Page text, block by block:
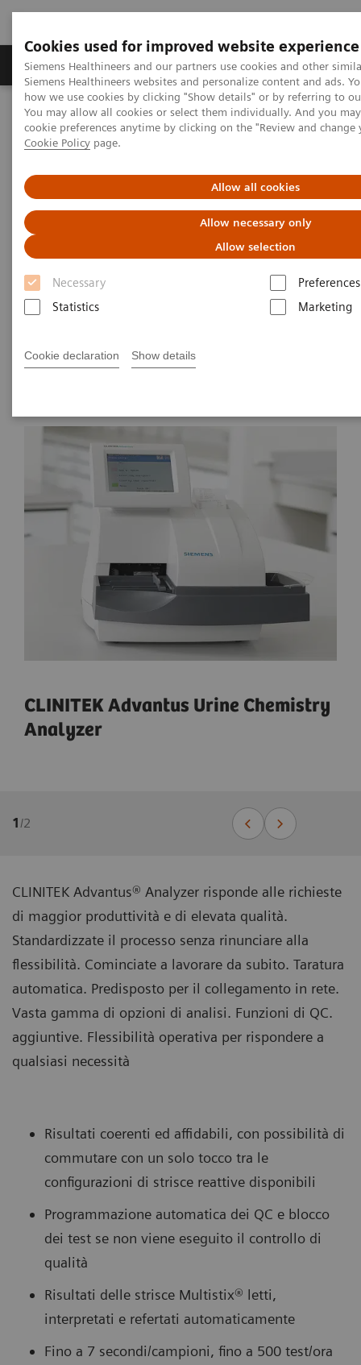
Cookies used for improved website experience
Siemens Healthineers and our partners use cookies and other
Siemens Healthineers websites and personalize content and ads.
how we use cookies by clicking "Show details" or by referring to
You may allow all cookies or select them individually. And you
cookie preferences anytime by clicking on the "Review and
Cookie Policy page.
Allow all cookies
Allow necessary only
Allow selection
Necessary
Preferences
Statistics
Marketing
Cookie declaration Show details
Soluzioni e servizi Insights La nostra
Home Diagnostica di laboratorio
Urinalysis
CLINITEK Advantus Urine Chemistry Analyzer
CLINITEK Advantus Urine
Chemistry Analyzer
Maggiore flessibilità, comprovata affidabilità
CLINITEK Advantus Urine Chemistry
Analyzer
1/2
CLINITEK Advantus® Analyzer risponde alle richieste
di maggior produttività e di elevata qualità.
Standardizzate il processo senza rinunciare alla
flessibilità. Cominciate a lavorare da subito. Taratura
automatica. Predisposto per il collegamento in rete.
Vasta gamma di opzioni di analisi. Funzioni di QC.
aggiuntive. Flessibilità operativa per rispondere a
qualsiasi necessità
Risultati coerenti ed affidabili, con possibilità di
commutare con un solo tocco tra le
configurazioni di strisce reattive disponibili
Programmazione automatica dei QC e blocco
dei test se non viene eseguito il controllo di
qualità
Risultati delle strisce Multistix® letti,
interpretati e refertati automaticamente
Fino a 7 secondi/campioni, fino a 500 test/ora